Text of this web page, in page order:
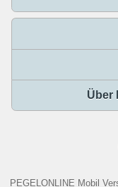
Über
PEGELONLINE Mobil